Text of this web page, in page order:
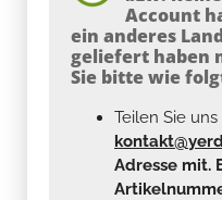
Account
ein anderes
geliefert haben
Sie bitte wie
Teilen Sie
Adresse mit.